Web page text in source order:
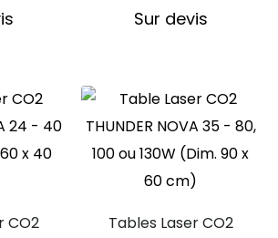
Sur devis
CO2 Tables Laser CO2